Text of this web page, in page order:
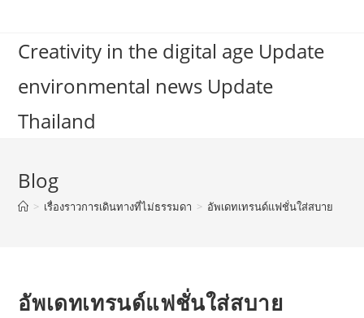
contentCreativity in the digital age Update
environmental news Update
Thailand
Blog
> เรื่องราวการเดินทางที่ไม่ธรรมดา > อัพเดทเทรนด์แฟชั่นใส่สบาย
อัพเดทเทรนด์แฟชั่นใส่สบาย